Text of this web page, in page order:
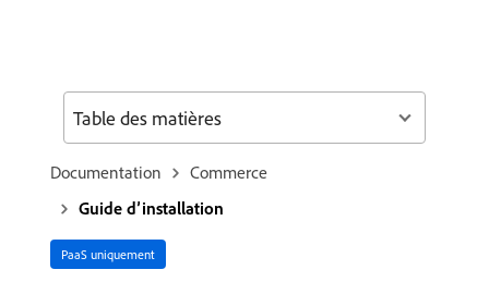
Documentation
Commerce
Guide d’installation
PaaS uniquement
Table des matières